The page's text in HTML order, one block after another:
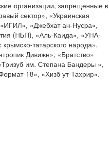
организации, запрещенные в
сектор», «Украинская
«Джебхат ан-Нусра»,
(НБП), «Аль-Каида», «УНА-
татарского народа»,
Дивижн», «Братство»
им. Степана Бандеры »,
18», «Хизб ут-Тахрир».